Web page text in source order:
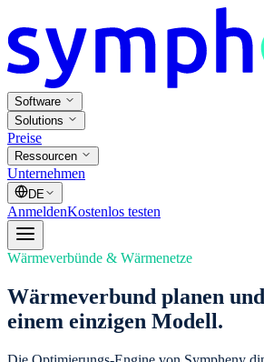
Software
Solutions
Preise
Ressourcen
Unternehmen
DE
AnmeldenKostenlos testen
Wärmeverbünde & Wärmenetze
Wärmeverbund planen
einem einzigen Modell.